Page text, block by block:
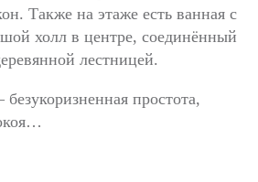
Также на этаже есть ванная с
холл в центре, соединённый
лестницей.
простота,